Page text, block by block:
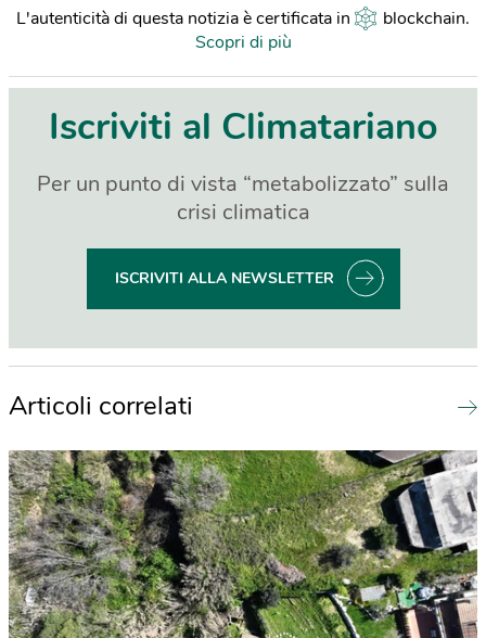
L'autenticità di questa notizia è certificata in blockchain.
Scopri di più
Iscriviti al Climatariano
Per un punto di vista “metabolizzato” sulla
crisi climatica
ISCRIVITI ALLA NEWSLETTER
Articoli correlati